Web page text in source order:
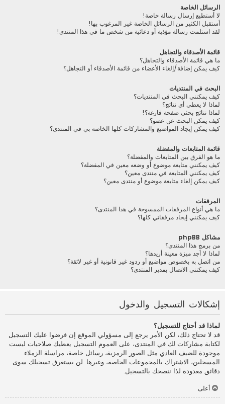
الرسائل الخاصة
لا أستطيع إرسال رسالة خاصة!
أستقبل الكثير من الرسائل الخاصة غير المرغوب بها!
لقد استلمت رسالة مؤذية أو دعائية من شخص ما في هذا المنتدى!
قائمة الأصدقاء والتجاهل
ما هي قائمة الأصدقاء والتجاهل؟
كيف يمكن إضافة/إلغاء الأعضاء من قائمة الأصدقاء أو التجاهل؟
البحث في المنتديات
كيف يمكنني البحث في المنتديات؟
لماذا لا يعطي أي نتائج؟
لماذا نتائج بحثي صفحة فارغة؟!
كيف يمكن البحث عن عضو؟
كيف يمكن إيجاد المواضيع والمشاركات كلها الخاصة بي في المنتدى؟
قائمة المتابعات والمفضلة
ما هو الفرق بين المتابعات والمفضلة؟
كيف يمكنني متابعة موضوع أو وضعه معين في المفضلة؟
كيف يمكنني المتابعة في منتدى معين؟
كيف يمكن إلغاء متابعة موضوع أو منتدى معين؟
المرفقات
ما هي أنواع المرفقات الممسوحة في هذا المنتدى؟
كيف يمكنني إيجاد مرفقاتي كلها؟
مشاكل phpBB
من برمج هذا المنتدى؟
لماذا لا أجد ميزة معينة أريدها؟
من اتصل به بخصوص مواضيع أو ردود غير قانونية أو غير لائقة؟
كيف يمكنني الاتصال بمدير المنتدى؟
إشكالات التسجيل والدخول
لماذا قد أحتاج للتسجيل؟
قد لا تحتاج ذلك، لكن الأمر يرجع إلى مسؤولي الموقع إن فرضوا عليك التسجيل
لكتابة مشاركات لك في المنتدى، على العموم التسجيل يعطيك صلاحيات ليست
موجودة للضيف العادي مثل الصور الرمزية، رسائل خاصة، مراسلة الزملاء
المسجلين، الاشتراك بالمجموعات الخاصة، وغيرها. لن يستغرق تسجيلك سوى
دقائق معدودة لذا ننصحك بالتسجيل.
أعلى